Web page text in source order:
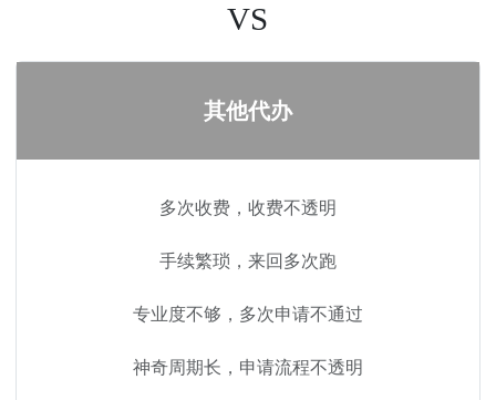
VS
其他代办
多次收费，收费不透明
手续繁琐，来回多次跑
专业度不够，多次申请不通过
神奇周期长，申请流程不透明